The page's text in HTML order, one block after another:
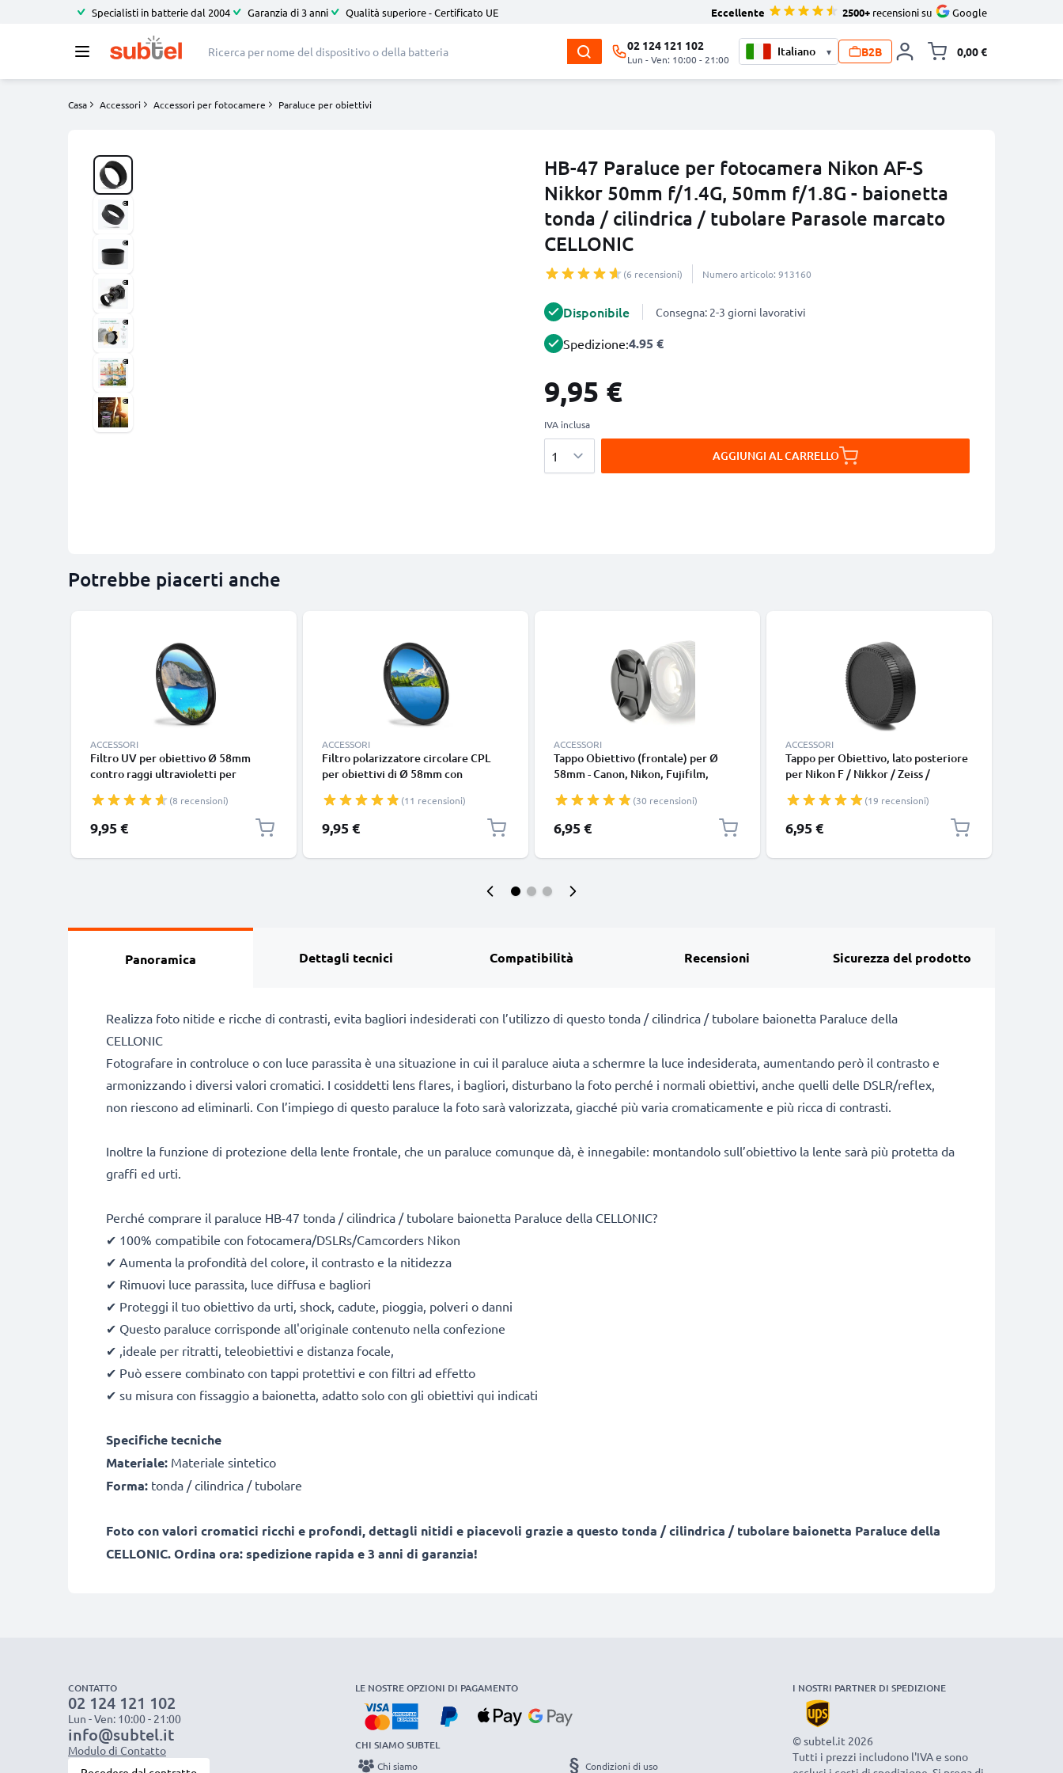
Specialisti in batterie dal 2004 Garanzia di 3 anni Qualità superiore - Certificato UE Eccellente 2500+ recensioni su Google
02 124 121 102
Lun - Ven: 10:00 - 21:00
▾ B2B 0,00 €
Casa Accessori Accessori per fotocamere Paraluce per obiettivi
HB-47 Paraluce per fotocamera Nikon AF-S
Nikkor 50mm f/1.4G, 50mm f/1.8G - baionetta
tonda / cilindrica / tubolare Parasole marcato
CELLONIC
(6 recensioni) Numero articolo: 913160
Disponibile Consegna: 2-3 giorni lavorativi
Spedizione:4.95 €
9,95 €
IVA inclusa
AGGIUNGI AL CARRELLO
Potrebbe piacerti anche
ACCESSORI
Filtro UV per obiettivo Ø 58mm
contro raggi ultravioletti per
Vetro, protezione delle lente
fotocamera
(8 recensioni)
9,95 €
ACCESSORI
Filtro polarizzatore circolare CPL
per obiettivi di Ø 58mm con
foto senza riflessi e colori naturali
(11 recensioni)
9,95 €
ACCESSORI
Tappo Obiettivo (frontale) per Ø
58mm - Canon, Nikon, Fujifilm,
Snap-On: Pinch centrale Coperchio
Copertura Cover Cap
(30 recensioni)
6,95 €
ACCESSORI
Tappo per Obiettivo, lato posteriore
per Nikon F / Nikkor / Zeiss /
Copertura, Cover, Cap Nikon F
Mount (AF-S, AF-P, AI)
(19 recensioni)
6,95 €
Panoramica Dettagli tecnici Compatibilità Recensioni Sicurezza del prodotto
Realizza foto nitide e ricche di contrasti, evita bagliori indesiderati con l’utilizzo di questo tonda / cilindrica / tubolare baionetta Paraluce della
CELLONIC
Fotografare in controluce o con luce parassita è una situazione in cui il paraluce aiuta a schermre la luce indesiderata, aumentando però il contrasto e
armonizzando i diversi valori cromatici. I cosiddetti lens flares, i bagliori, disturbano la foto perché i normali obiettivi, anche quelli delle DSLR/reflex,
non riescono ad eliminarli. Con l’impiego di questo paraluce la foto sarà valorizzata, giacché più varia cromaticamente e più ricca di contrasti.
Inoltre la funzione di protezione della lente frontale, che un paraluce comunque dà, è innegabile: montandolo sull’obiettivo la lente sarà più protetta da
graffi ed urti.
Perché comprare il paraluce HB-47 tonda / cilindrica / tubolare baionetta Paraluce della CELLONIC?
✔ 100% compatibile con fotocamera/DSLRs/Camcorders Nikon
✔ Aumenta la profondità del colore, il contrasto e la nitidezza
✔ Rimuovi luce parassita, luce diffusa e bagliori
✔ Proteggi il tuo obiettivo da urti, shock, cadute, pioggia, polveri o danni
✔ Questo paraluce corrisponde all'originale contenuto nella confezione
✔ ,ideale per ritratti, teleobiettivi e distanza focale,
✔ Può essere combinato con tappi protettivi e con filtri ad effetto
✔ su misura con fissaggio a baionetta, adatto solo con gli obiettivi qui indicati
Specifiche tecniche
Materiale: Materiale sintetico
Forma: tonda / cilindrica / tubolare
Foto con valori cromatici ricchi e profondi, dettagli nitidi e piacevoli grazie a questo tonda / cilindrica / tubolare baionetta Paraluce della
CELLONIC. Ordina ora: spedizione rapida e 3 anni di garanzia!
CONTATTO
02 124 121 102
Lun - Ven: 10:00 - 21:00
info@subtel.it
Modulo di Contatto
LE NOSTRE OPZIONI DI PAGAMENTO
CHI SIAMO SUBTEL
Chi siamo Condizioni di uso
I NOSTRI PARTNER DI SPEDIZIONE
© subtel.it 2026
Tutti i prezzi includono l'IVA e sono